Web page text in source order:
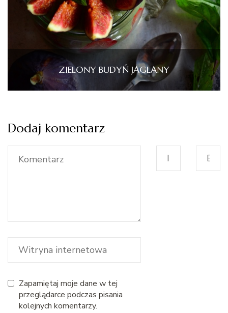
ZIELONY BUDYŃ JAGLANY
Dodaj komentarz
Zapamiętaj moje dane w tej
przeglądarce podczas pisania
kolejnych komentarzy.